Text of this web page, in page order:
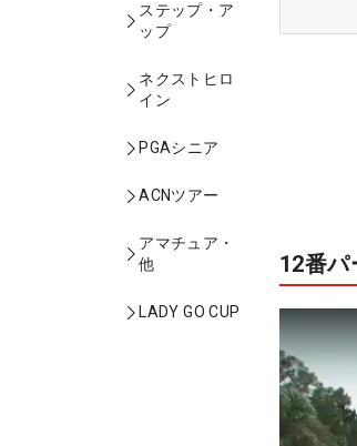
ステップ・ア
ップ
ネクストヒロ
イン
PGAシニア
ACNツアー
アマチュア・
他
LADY GO CUP
12番パ